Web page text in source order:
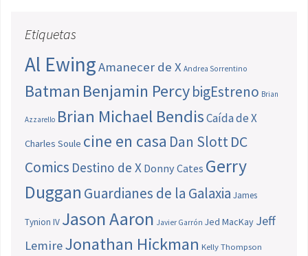
Etiquetas
Al EwingAmanecer de X Andrea Sorrentino
Batman Benjamin PercybigEstreno Brian
Azzarello Brian Michael BendisCaída de X
Charles Soule cine en casa Dan SlottDC
Comics Destino de X Donny Cates Gerry
Duggan Guardianes de la Galaxia James
Tynion IV Jason Aaron Javier Garrón Jed MacKay Jeff
LemireJonathan Hickman Kelly Thompson